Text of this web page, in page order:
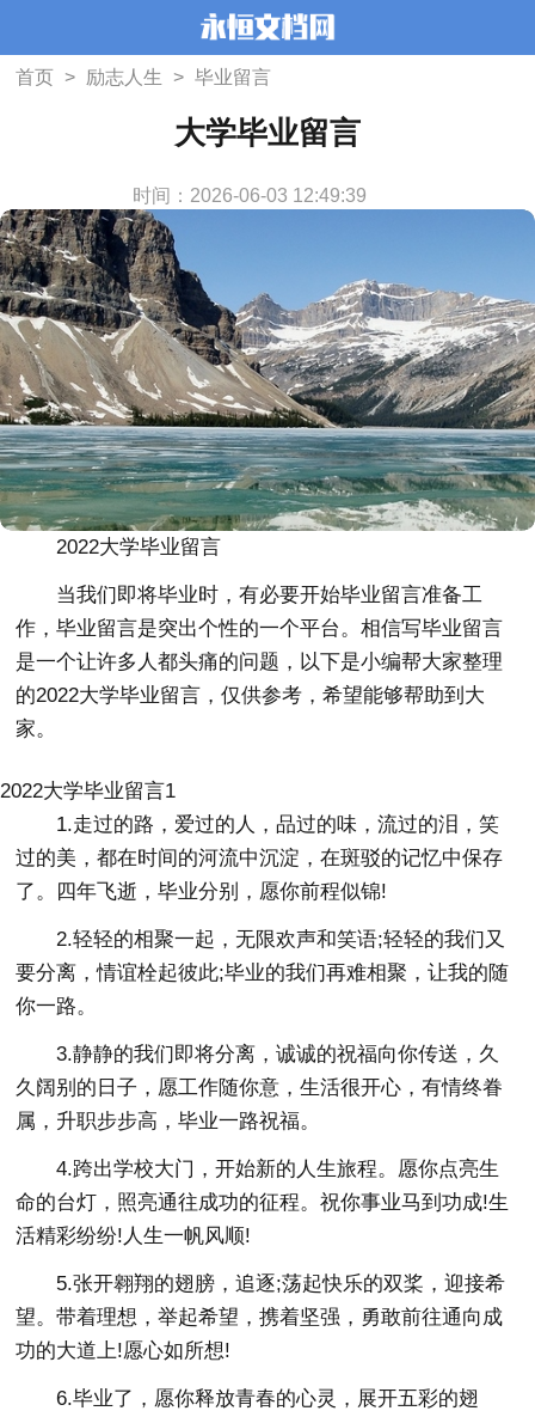
首页 > 励志人生 > 毕业留言
大学毕业留言
时间：2026-06-03 12:49:39
2022大学毕业留言
当我们即将毕业时，有必要开始毕业留言准备工
作，毕业留言是突出个性的一个平台。相信写毕业留言
是一个让许多人都头痛的问题，以下是小编帮大家整理
的2022大学毕业留言，仅供参考，希望能够帮助到大
家。
2022大学毕业留言1
1.走过的路，爱过的人，品过的味，流过的泪，笑
过的美，都在时间的河流中沉淀，在斑驳的记忆中保存
了。四年飞逝，毕业分别，愿你前程似锦!
2.轻轻的相聚一起，无限欢声和笑语;轻轻的我们又
要分离，情谊栓起彼此;毕业的我们再难相聚，让我的随
你一路。
3.静静的我们即将分离，诚诚的祝福向你传送，久
久阔别的日子，愿工作随你意，生活很开心，有情终眷
属，升职步步高，毕业一路祝福。
4.跨出学校大门，开始新的人生旅程。愿你点亮生
命的台灯，照亮通往成功的征程。祝你事业马到功成!生
活精彩纷纷!人生一帆风顺!
5.张开翱翔的翅膀，追逐;荡起快乐的双桨，迎接希
望。带着理想，举起希望，携着坚强，勇敢前往通向成
功的大道上!愿心如所想!
6.毕业了，愿你释放青春的心灵，展开五彩的翅